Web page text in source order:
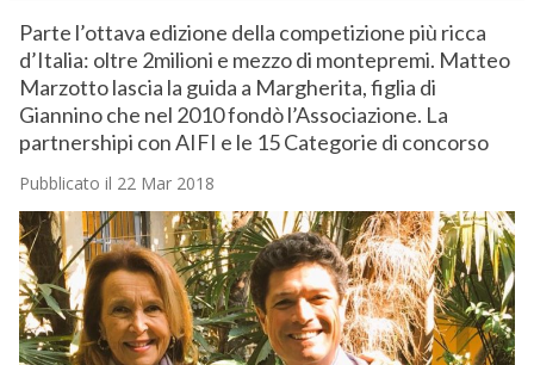
Parte l’ottava edizione della competizione più ricca
d’Italia: oltre 2milioni e mezzo di montepremi. Matteo
Marzotto lascia la guida a Margherita, figlia di
Giannino che nel 2010 fondò l’Associazione. La
partnershipi con AIFI e le 15 Categorie di concorso
Pubblicato il 22 Mar 2018